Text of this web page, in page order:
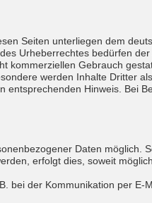
Seiten unterliegen dem
Urheberrechtes bedürfen
kommerziellen Gebrauch
werden Inhalte Dritter
Hinweis. Bei
Daten möglich.
erfolgt dies, soweit
bei der Kommunikation per